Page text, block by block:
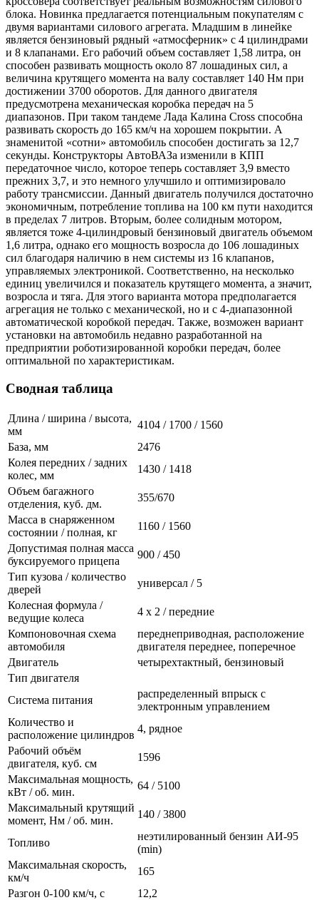
блока. Новинка предлагается потенциальным покупателям с
двумя вариантами силового агрегата. Младшим в линейке
является бензиновый рядный «атмосферник» с 4 цилиндрами
и 8 клапанами. Его рабочий объем составляет 1,58 литра, он
способен развивать мощность около 87 лошадиных сил, а
величина крутящего момента на валу составляет 140 Нм при
достижении 3700 оборотов. Для данного двигателя
предусмотрена механическая коробка передач на 5
диапазонов. При таком тандеме Лада Калина Cross способна
развивать скорость до 165 км/ч на хорошем покрытии. А
знаменитой «сотни» автомобиль способен достигать за 12,7
секунды. Конструкторы АвтоВАЗа изменили в КПП
передаточное число, которое теперь составляет 3,9 вместо
прежних 3,7, и это немного улучшило и оптимизировало
работу трансмиссии. Данный двигатель получился достаточно
экономичным, потребление топлива на 100 км пути находится
в пределах 7 литров. Вторым, более солидным мотором,
является тоже 4-цилиндровый бензиновый двигатель объемом
1,6 литра, однако его мощность возросла до 106 лошадиных
сил благодаря наличию в нем системы из 16 клапанов,
управляемых электроникой. Соответственно, на несколько
единиц увеличился и показатель крутящего момента, а значит,
возросла и тяга. Для этого варианта мотора предполагается
агрегация не только с механической, но и с 4-диапазонной
автоматической коробкой передач. Также, возможен вариант
установки на автомобиль недавно разработанной на
предприятии роботизированной коробки передач, более
оптимальной по характеристикам.
Сводная таблица
Длина / ширина / высота,
мм
4104 / 1700 / 1560
База, мм
2476
Колея передних / задних
колес, мм
1430 / 1418
Объем багажного
отделения, куб. дм.
355/670
Масса в снаряженном
состоянии / полная, кг
1160 / 1560
Допустимая полная масса
буксируемого прицепа
900 / 450
Тип кузова / количество
дверей
универсал / 5
Колесная формула /
ведущие колеса
4 х 2 / передние
Компоновочная схема
автомобиля
переднеприводная, расположение
двигателя переднее, поперечное
Двигатель
четырехтактный, бензиновый
Тип двигателя
Система питания
распределенный впрыск с
электронным управлением
Количество и
расположение цилиндров
4, рядное
Рабочий объём
двигателя, куб. см
1596
Максимальная мощность,
кВт / об. мин.
64 / 5100
Максимальный крутящий
момент, Нм / об. мин.
140 / 3800
Топливо
неэтилированный бензин АИ-95
(min)
Максимальная скорость,
км/ч
165
Разгон 0-100 км/ч, с
12,2